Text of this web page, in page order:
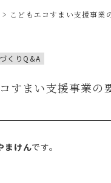
こどもエコすまい支援事業
くりQ&A
すまい支援事業の
まけんです。